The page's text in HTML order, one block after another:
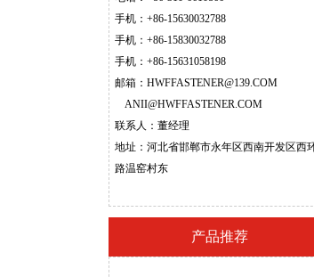
手机：+86-15630032788
手机： +86-15830032788
手机： +86-15631058198
邮箱： HWFFASTENER@139.COM
ANII@HWFFASTENER.COM
联系人：董经理
地址：河北省邯郸市永年区西南开发区西
路温窑村东
产品推荐